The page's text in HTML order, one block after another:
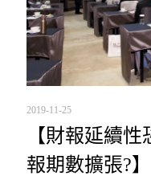
2019-11-25
【財報延續
報期數擴張?】